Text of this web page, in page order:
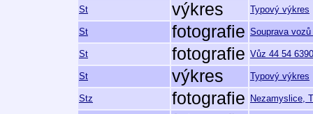
St výkres Typový výkres
St fotografie Souprava
St fotografie Vůz 44 54
St výkres Typový výkres
Stz fotografie Nezamyslice,